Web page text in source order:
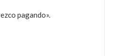
pagando».